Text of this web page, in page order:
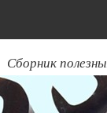
Сборник